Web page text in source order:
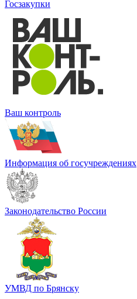
Госзакупки
Ваш контроль
Информация об госучреждениях
Законодательство России
УМВД по Брянску